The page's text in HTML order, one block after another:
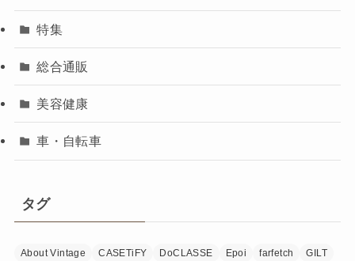
特集
総合通販
美容健康
車・自転車
タグ
About Vintage CASETiFY DoCLASSE Epoi farfetch
GILT